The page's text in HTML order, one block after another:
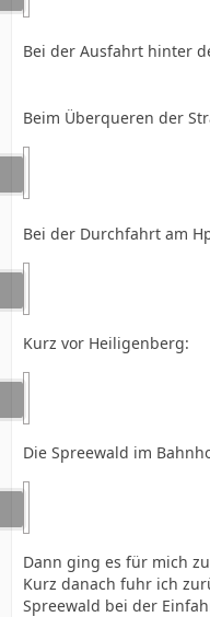
Bei der Ausfahrt hinter
Beim Überqueren der
Bei der Durchfahrt am
Kurz vor Heiligenberg:
Die Spreewald im
Dann ging es für mich
Kurz danach fuhr ich
Spreewald bei der